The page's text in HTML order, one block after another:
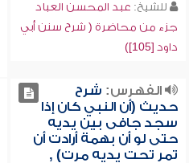
للشيخ: عبد المحسن العباد
جزء من محاضرة ( شرح سنن أبي
داود [105])
الفهرس: شرح
حديث (أن النبي كان إذا
سجد جافى بين يديه
حتى لو أن بهمة أرادت أن
تمر تحت يديه مرت) ,